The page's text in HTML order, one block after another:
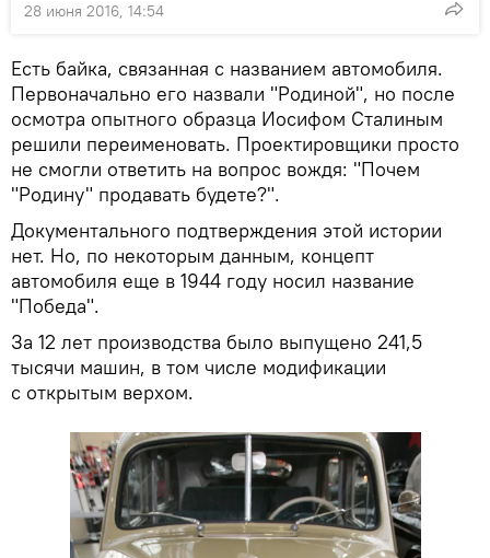
28 июня 2016, 14:54
Есть байка, связанная с названием автомобиля.
Первоначально его назвали "Родиной", но после
осмотра опытного образца Иосифом Сталиным
решили переименовать. Проектировщики просто
не смогли ответить на вопрос вождя: "Почем
"Родину" продавать будете?".
Документального подтверждения этой истории
нет. Но, по некоторым данным, концепт
автомобиля еще в 1944 году носил название
"Победа".
За 12 лет производства было выпущено 241,5
тысячи машин, в том числе модификации
с открытым верхом.